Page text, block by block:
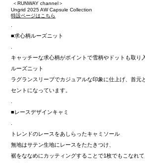
＜RUNWAY channel＞
Ungrid 2025 AW Capsule Collection
特設ページはこちら
■求心柄ルーズニット
キャッチーな求心柄がポイントで雪柄やドットも取り
ルーズニット
ラグランスリーブでカジュアルな印象に仕上げ、首元
セントになっています。
■レースデザインキャミ
トレンドのレースをあしらったキャミソール
無地はサテン生地にレースをたたきつけ、
裾をななめにカッティングすることで1枚でもこなれ